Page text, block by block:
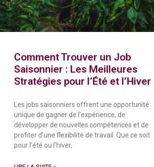
Comment Trouver un Job
Saisonnier : Les Meilleures
Stratégies pour l’Été et l’Hiver
Les jobs saisonniers offrent une opportunité
unique de gagner de l’expérience, de
développer de nouvelles compétences et de
profiter d’une flexibilité de travail. Que ce soit
pour l’été ou l’hiver,